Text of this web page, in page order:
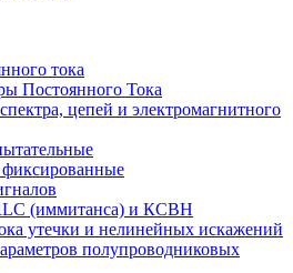
тока
Постоянного Тока
цепей и электромагнитного
(иммитанса) и КСВН
утечки и нелинейных искажений
полупроводниковых